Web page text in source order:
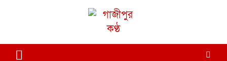
গাজীপুর কণ্ঠ